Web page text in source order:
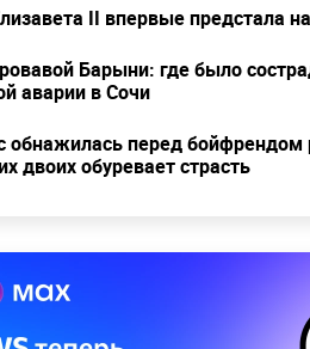
II впервые предстала
Барыни: где было
аварии в Сочи
обнажилась перед бойфрендом
двоих обуревает страсть